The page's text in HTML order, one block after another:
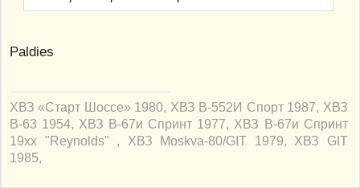
Paldies
ХВЗ «Старт Шоссе» 1980, ХВЗ В-552И Спорт 1987, ХВЗ
В-63 1954, ХВЗ В-67и Спринт 1977, ХВЗ В-67и Спринт
19xx "Reynolds" , ХВЗ Moskva-80/GIT 1979, ХВЗ GIT
1985,